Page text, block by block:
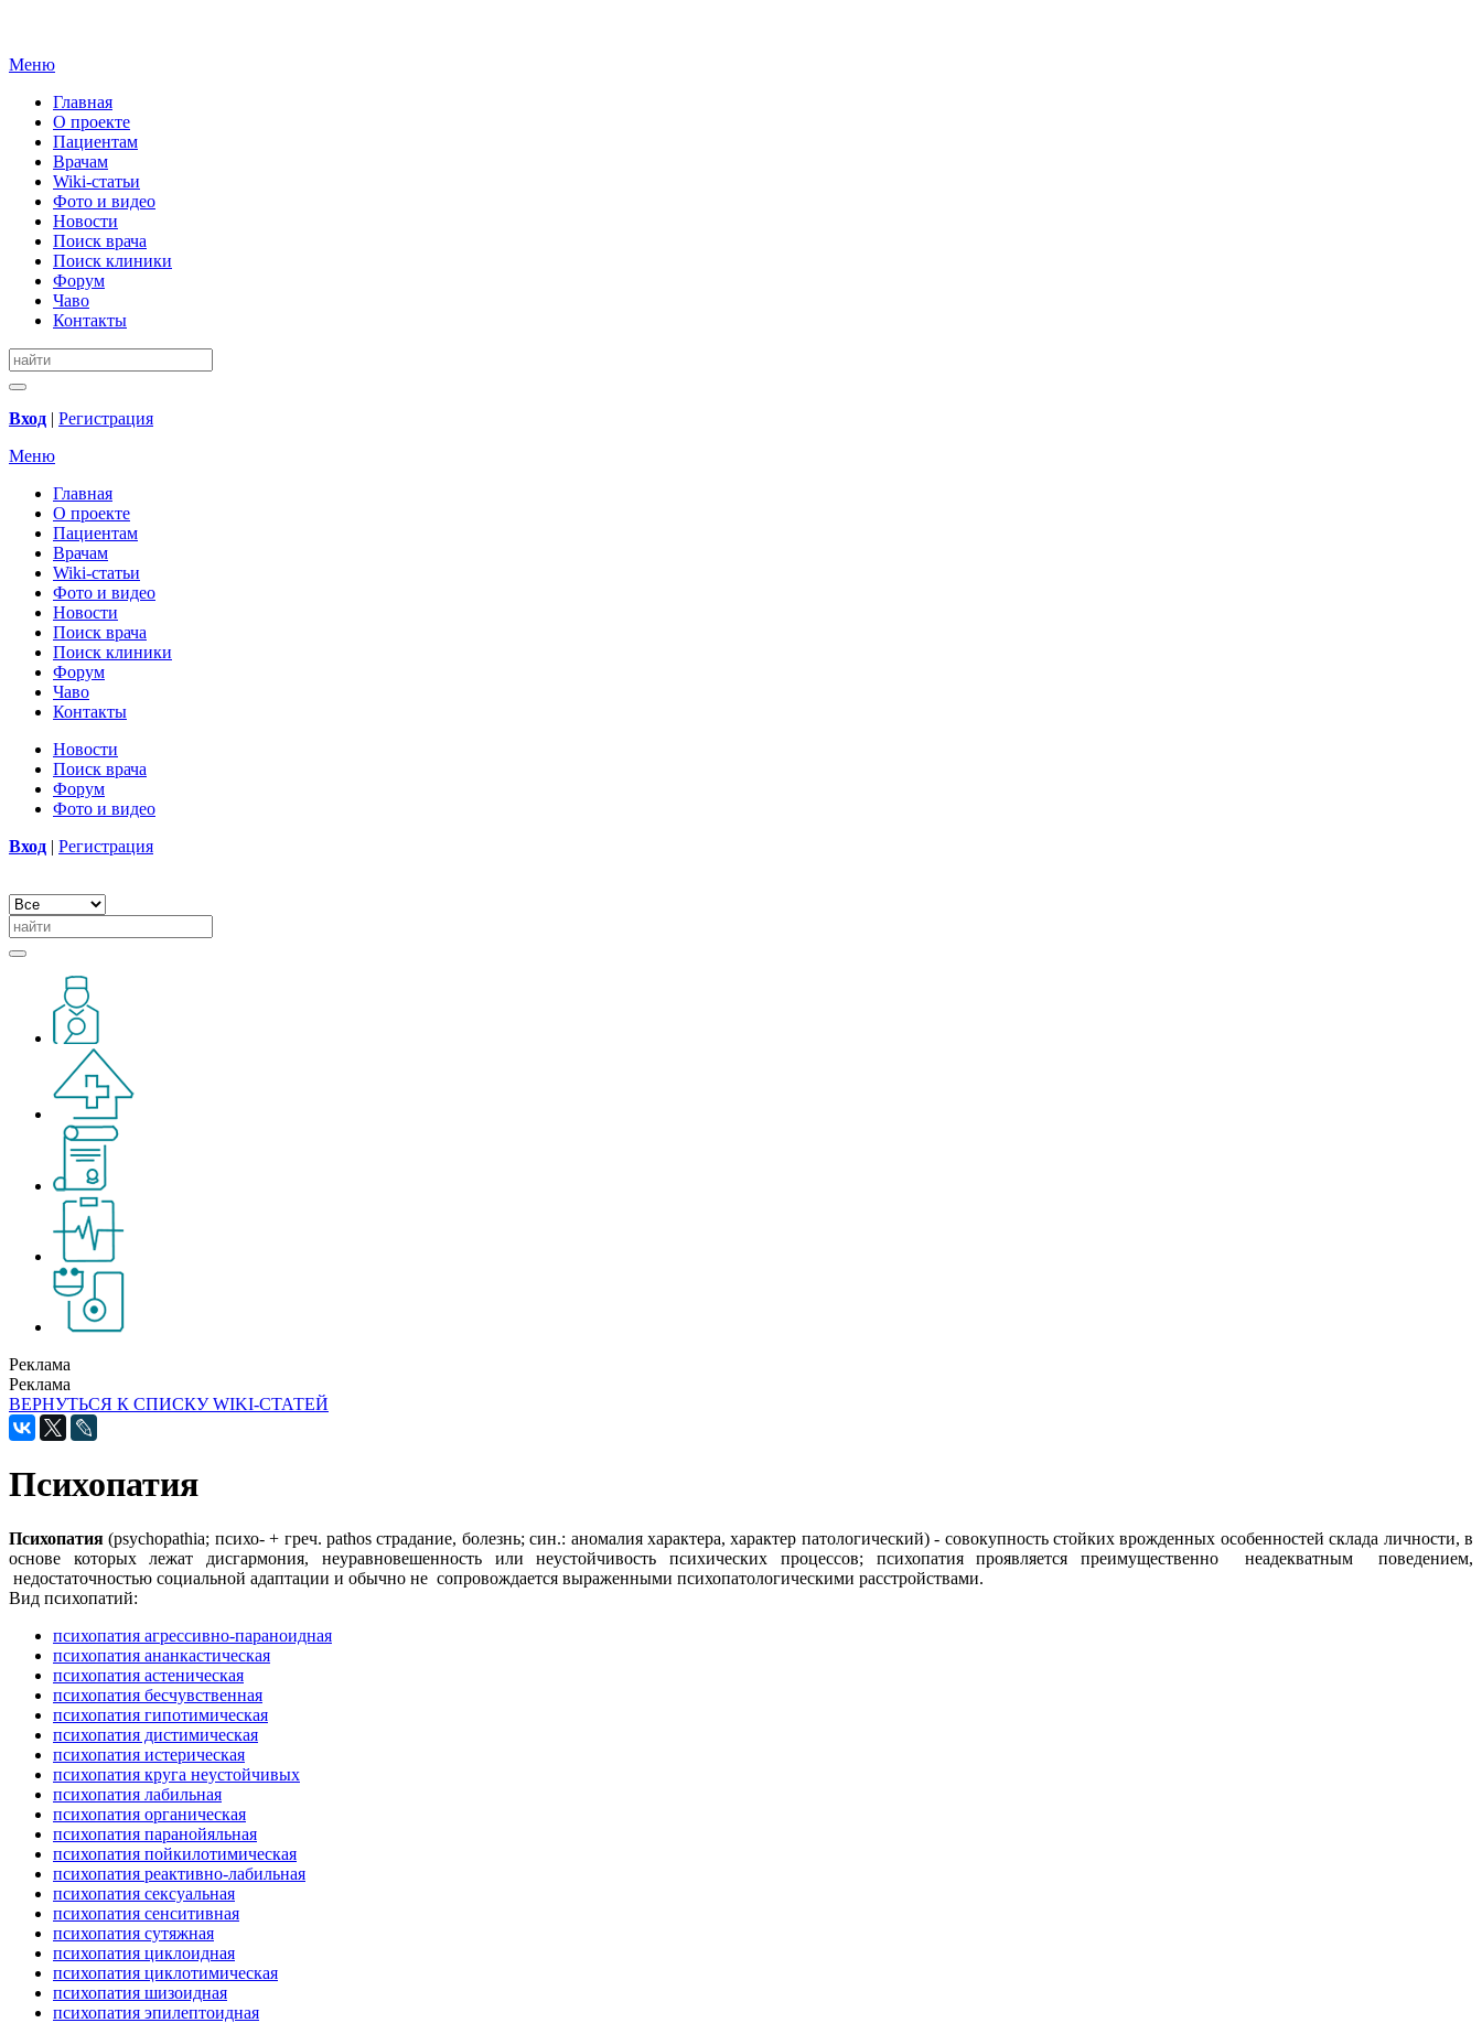
Меню
Главная
О проекте
Пациентам
Врачам
Wiki-статьи
Фото и видео
Новости
Поиск врача
Поиск клиники
Форум
Чаво
Контакты
Вход | Регистрация
Меню
Главная
О проекте
Пациентам
Врачам
Wiki-статьи
Фото и видео
Новости
Поиск врача
Поиск клиники
Форум
Чаво
Контакты
Новости
Поиск врача
Форум
Фото и видео
Вход | Регистрация
Реклама
Реклама
ВЕРНУТЬСЯ К СПИСКУ WIKI-СТАТЕЙ
Психопатия
Психопатия(psychopathia; психо- + греч. pathos страдание, болезнь; син.: аномалия характера, характер патологический) - совокупность стойких врожденных особенностей склада личности, в
основе которых лежат дисгармония, неуравновешенность или неустойчивость психических процессов; психопатия проявляется преимущественно неадекватным поведением,
недостаточностью социальной адаптации и обычно не сопровождается выраженными психопатологическими расстройствами.
Вид психопатий:
психопатия агрессивно-параноидная
психопатия ананкастическая
психопатия астеническая
психопатия бесчувственная
психопатия гипотимическая
психопатия дистимическая
психопатия истерическая
психопатия круга неустойчивых
психопатия лабильная
психопатия органическая
психопатия паранойяльная
психопатия пойкилотимическая
психопатия реактивно-лабильная
психопатия сексуальная
психопатия сенситивная
психопатия сутяжная
психопатия циклоидная
психопатия циклотимическая
психопатия шизоидная
психопатия эпилептоидная